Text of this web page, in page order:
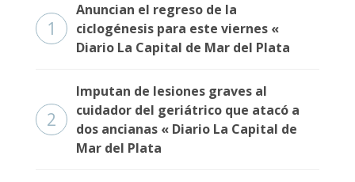
1
Anuncian el regreso de la
ciclogénesis para este viernes «
Diario La Capital de Mar del Plata
2
Imputan de lesiones graves al
cuidador del geriátrico que atacó a
dos ancianas « Diario La Capital de
Mar del Plata